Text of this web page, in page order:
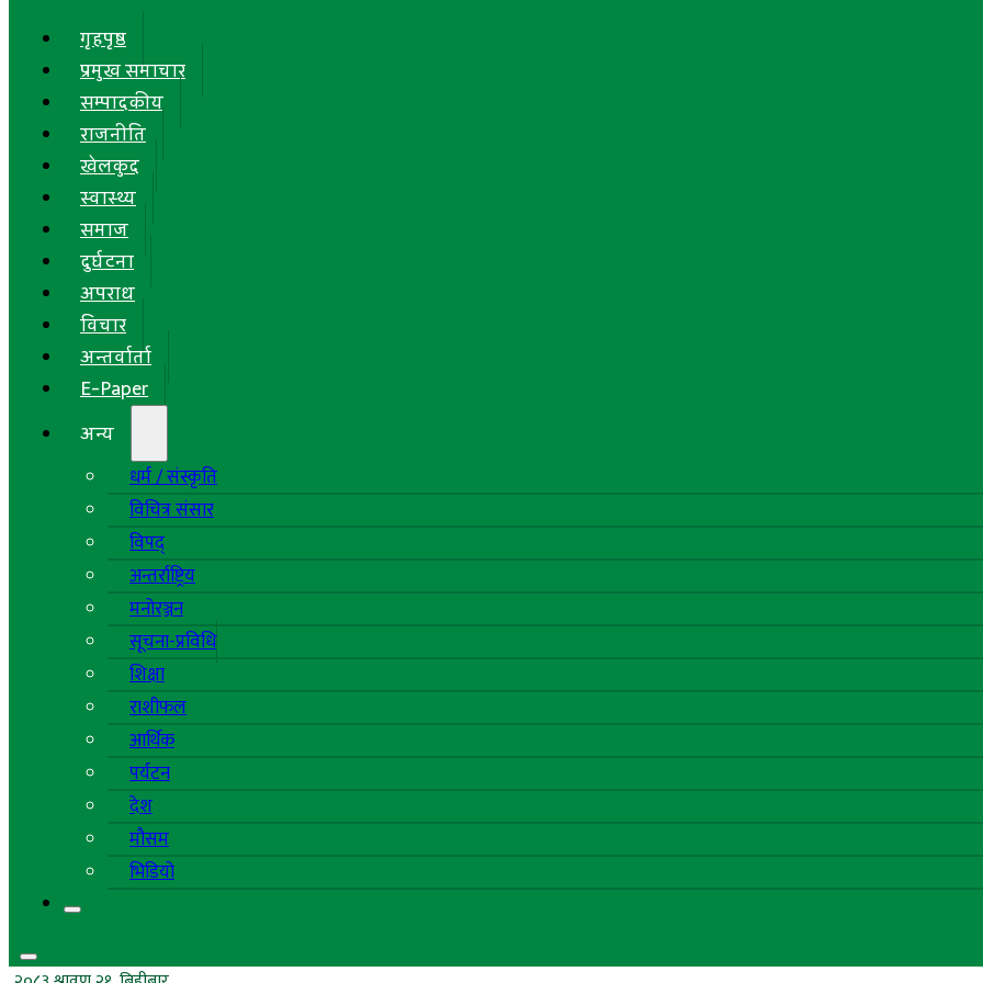
गृहपृष्ठ
प्रमुख समाचार
सम्पादकीय
राजनीति
खेलकुद
स्वास्थ्य
समाज
दुर्घटना
अपराध
विचार
अन्तर्वार्ता
E-Paper
अन्य
धर्म / संस्कृति
विचित्र संसार
विपद्
अन्तर्राष्ट्रिय
मनोरञ्जन
सूचना-प्रविधि
शिक्षा
राशीफल
आर्थिक
पर्यटन
देश
मौसम
भिडियो